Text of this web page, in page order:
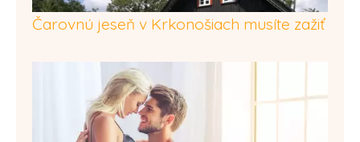
Čarovnú jeseň v Krkonošiach musíte zažiť